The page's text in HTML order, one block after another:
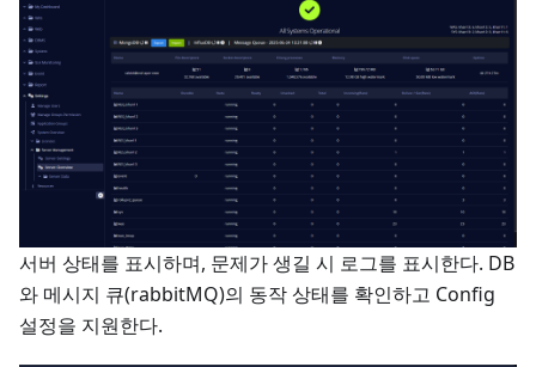
서버 상태를 표시하며, 문제가 생길 시 로그를 표시한다. DB
와 메시지 큐(rabbitMQ)의 동작 상태를 확인하고 Config
설정을 지원한다.